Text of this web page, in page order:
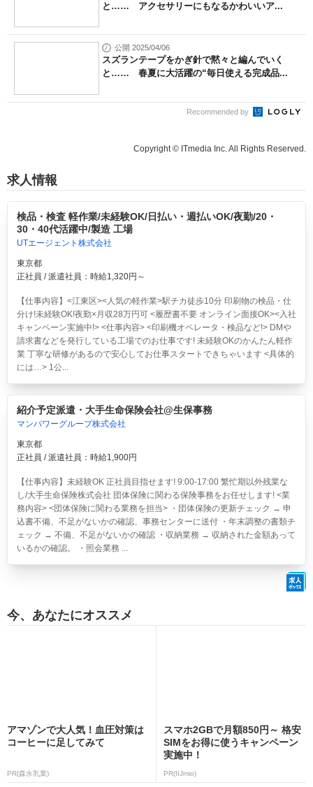
と…… アクセサリーにもなるかわいいア...
公開 2025/04/06
スズランテープをかぎ針で黙々と編んでいく
と…… 春夏に大活躍の“毎日使える完成品...
Recommended by
Copyright © ITmedia Inc. All Rights Reserved.
求人情報
検品・検査 軽作業/未経験OK/日払い・週払いOK/夜勤/20・
30・40代活躍中/製造 工場
UTエージェント株式会社
東京都
正社員 / 派遣社員：時給1,320円～
【仕事内容】<江東区><人気の軽作業>駅チカ徒歩10分 印刷物の検品・仕
分け!未経験OK!夜勤×月収28万円可 <履歴書不要 オンライン面接OK><入社
キャンペーン実施中!> <仕事内容> <印刷機オペレータ・検品など!> DMや
請求書などを発行している工場でのお仕事です! 未経験OKのかんたん軽作
業 丁寧な研修があるので安心してお仕事スタートできちゃいます <具体的
には…> 1公...
紹介予定派遣・大手生命保険会社@生保事務
マンパワーグループ株式会社
東京都
正社員 / 派遣社員：時給1,900円
【仕事内容】未経験OK 正社員目指せます! 9:00-17:00 繁忙期以外残業な
し/大手生命保険株式会社 団体保険に関わる保険事務をお任せします! <業
務内容> <団体保険に関わる業務を担当> ・団体保険の更新チェック → 申
込書不備、不足がないかの確認、事務センターに送付 ・年末調整の書類チ
ェック → 不備、不足がないかの確認 ・収納業務 → 収納された金額あって
いるかの確認。 ・照会業務 ...
今、あなたにオススメ
アマゾンで大人気！血圧対策は
コーヒーに足してみて
PR(森永乳業)
スマホ2GBで月額850円～ 格安
SIMをお得に使うキャンペーン
実施中！
PR(IIJmio)